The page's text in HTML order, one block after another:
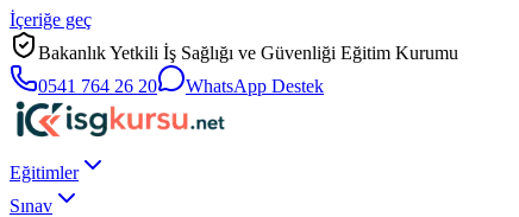
İçeriğe geç
Bakanlık Yetkili İş Sağlığı ve Güvenliği Eğitim Kurumu
0541 764 26 20
WhatsApp Destek
Eğitimler
Sınav